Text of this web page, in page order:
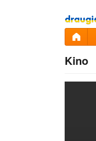
Pāriet
uz
saturu
Kino